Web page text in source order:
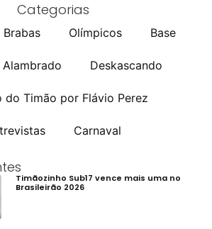
Categorias
Brabas Olímpicos Base
Deskascando
do Timão por Flávio Perez
Carnaval
Timãozinho Sub17 vence mais uma no
Brasileirão 2026